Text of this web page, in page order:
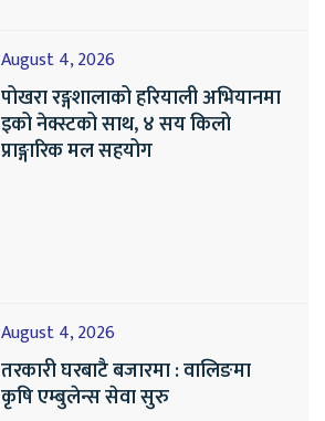
August 4, 2026
पोखरा रङ्गशालाको हरियाली अभियानमा
इको नेक्स्टको साथ, ४ सय किलो
प्राङ्गारिक मल सहयोग
August 4, 2026
तरकारी घरबाटै बजारमा : वालिङमा
कृषि एम्बुलेन्स सेवा सुरु